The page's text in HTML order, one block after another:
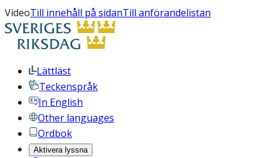
VideoTill innehåll på sidanTill anförandelistan
Lättläst
Teckenspråk
In English
Other languages
Ordbok
Aktivera lyssna